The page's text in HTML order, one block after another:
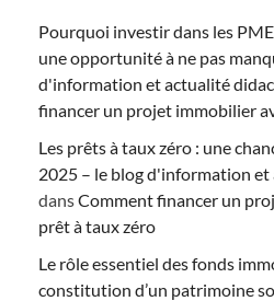
Pourquoi investir dans les
une opportunité à ne pas
d'information et actualité
financer un projet immobilier
Les prêts à taux zéro : une
2025 – le blog d'information
dansComment financer un
prêt à taux zéro
Le rôle essentiel des fonds
constitution d’un patrimoine